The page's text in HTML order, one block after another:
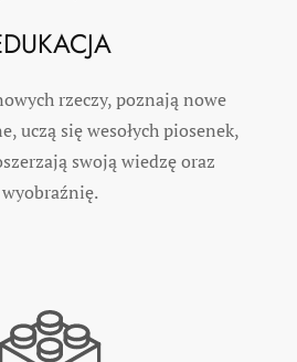
rzeczy, poznają nowe
uczą się wesołych piosenek,
swoją wiedzę oraz
wyobraźnię.